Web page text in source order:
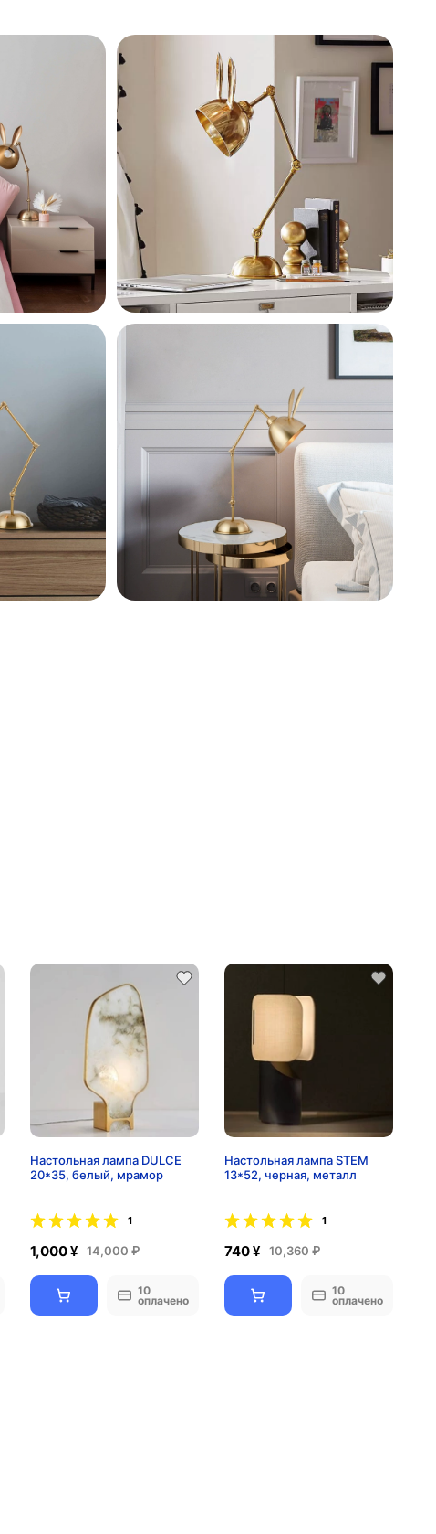
Настольная лампа DULCE
20*35, белый, мрамор
1
1,000 ¥ 14,000 ₽
10
оплачено
Настольная лампа STEM
13*52, черная, металл
1
740 ¥ 10,360 ₽
10
оплачено